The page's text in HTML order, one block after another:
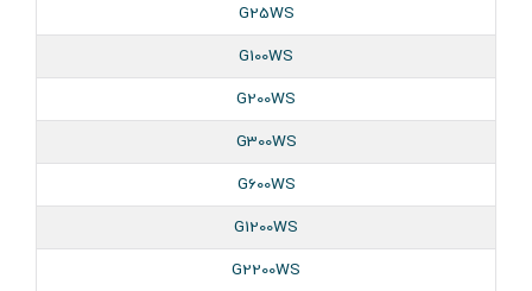
G25WS
G100WS
G200WS
G300WS
G600WS
G1200WS
G2200WS